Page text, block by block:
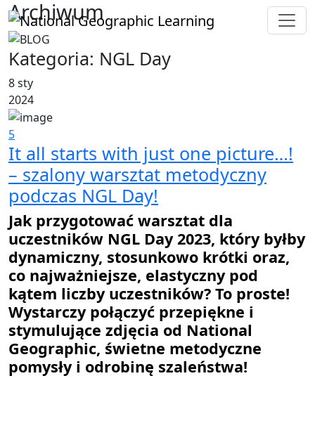
Archiwum
Kategoria: NGL Day
8 sty
2024
5
It all starts with just one picture…!
– szalony warsztat metodyczny
podczas NGL Day!
Jak przygotować warsztat dla
uczestników NGL Day 2023, który byłby
dynamiczny, stosunkowo krótki oraz,
co najważniejsze, elastyczny pod
kątem liczby uczestników? To proste!
Wystarczy połączyć przepiękne i
stymulujące zdjęcia od National
Geographic, świetne metodyczne
pomysły i odrobinę szaleństwa!